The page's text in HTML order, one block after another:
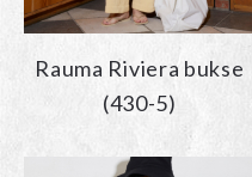
Rauma Riviera bukse
(430-5)